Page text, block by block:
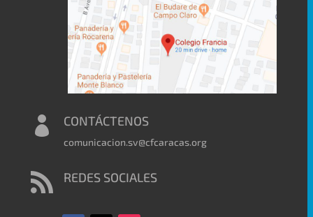
 CONTÁCTENOS
comunicacion.sv@cfcaracas.org
 REDES SOCIALES